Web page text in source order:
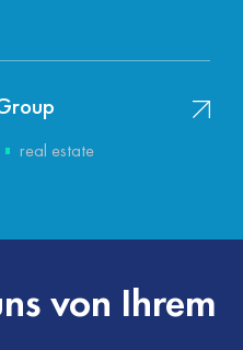
real estate
von Ihrem